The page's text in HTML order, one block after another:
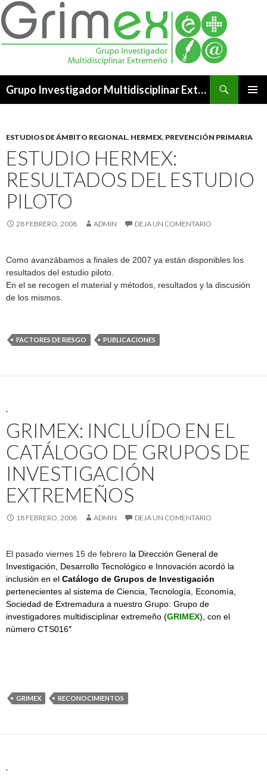
Grupo Investigador Multidisciplinar Extremeño
ESTUDIOS DE ÁMBITO REGIONAL, HERMEX, PREVENCIÓN PRIMARIA
ESTUDIO HERMEX:
RESULTADOS DEL ESTUDIO
PILOTO
28 FEBRERO, 2008 ADMIN DEJA UN COMENTARIO
Como avanzábamos a finales de 2007 ya están disponibles los
resultados del estudio piloto.
En el se recogen el material y métodos, resultados y la discusión
de los mismos.
FACTORES DE RIESGO PUBLICACIONES
.
GRIMEX: INCLUÍDO EN EL
CATÁLOGO DE GRUPOS DE
INVESTIGACIÓN
EXTREMEÑOS
18 FEBRERO, 2008 ADMIN DEJA UN COMENTARIO
El pasado viernes 15 de febrero la Dirección General de
Investigación, Desarrollo Tecnológico e Innovación acordó la
inclusión en el Catálogo de Grupos de Investigación
pertenecientes al sistema de Ciencia, Tecnología, Economía,
Sociedad de Extremadura a nuestro Grupo: Grupo de
investigadores multidisciplinar extremeño (GRIMEX), con el
número CTS016″
GRIMEX RECONOCIMIENTOS
.